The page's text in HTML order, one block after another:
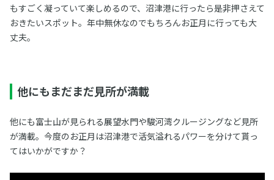
もすごく凝っていて楽しめるので、沼津港に行ったら是非押さえて
おきたいスポット。年中無休なのでもちろんお正月に行っても大
丈夫。
他にもまだまだ見所が満載
他にも富士山が見られる展望水門や駿河湾クルージングなど見所
が満載。今度のお正月は沼津港で活気溢れるパワーを分けて貰っ
てはいかがですか？